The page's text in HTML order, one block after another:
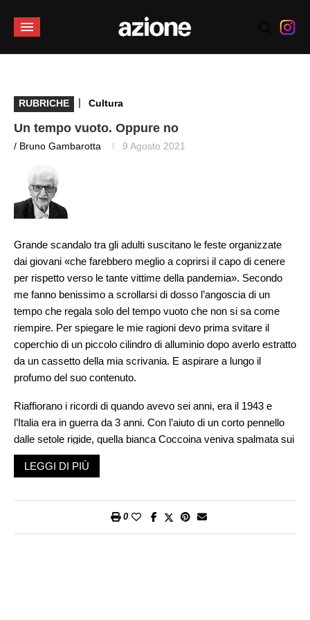
RUBRICHE | Cultura
Un tempo vuoto. Oppure no
/ Bruno Gambarotta 9 Agosto 2021
Grande scandalo tra gli adulti suscitano le feste organizzate
dai giovani «che farebbero meglio a coprirsi il capo di cenere
per rispetto verso le tante vittime della pandemia». Secondo
me fanno benissimo a scrollarsi di dosso l’angoscia di un
tempo che regala solo del tempo vuoto che non si sa come
riempire. Per spiegare le mie ragioni devo prima svitare il
coperchio di un piccolo cilindro di alluminio dopo averlo estratto
da un cassetto della mia scrivania. E aspirare a lungo il
profumo del suo contenuto.
Riaffiorano i ricordi di quando avevo sei anni, era il 1943 e
l’Italia era in guerra da 3 anni. Con l’aiuto di un corto pennello
dalle setole rigide, quella bianca Coccoina veniva spalmata sui
quattro angoli di grandi fogli blu di una carta usata per fare i
pacchetti di zucchero che allora era venduto sciolto. Quei fogli
che iniziava prestissimo. In quella grande cucina mia zia
LEGGI DI PIÙ
0